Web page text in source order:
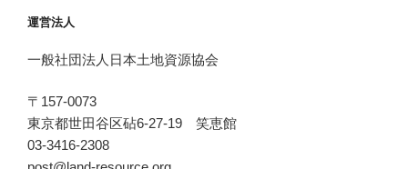
運営法人
一般社団法人日本土地資源協会
〒157-0073
東京都世田谷区砧6-27-19 笑恵館
03-3416-2308